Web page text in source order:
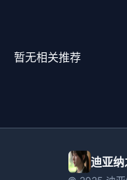
暂无相关推荐
迪亚纳